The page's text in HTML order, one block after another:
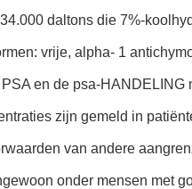
daltons die 7%-
vrije, alpha- 1
en de psa-
zijn gemeld in
van andere
onder mensen met